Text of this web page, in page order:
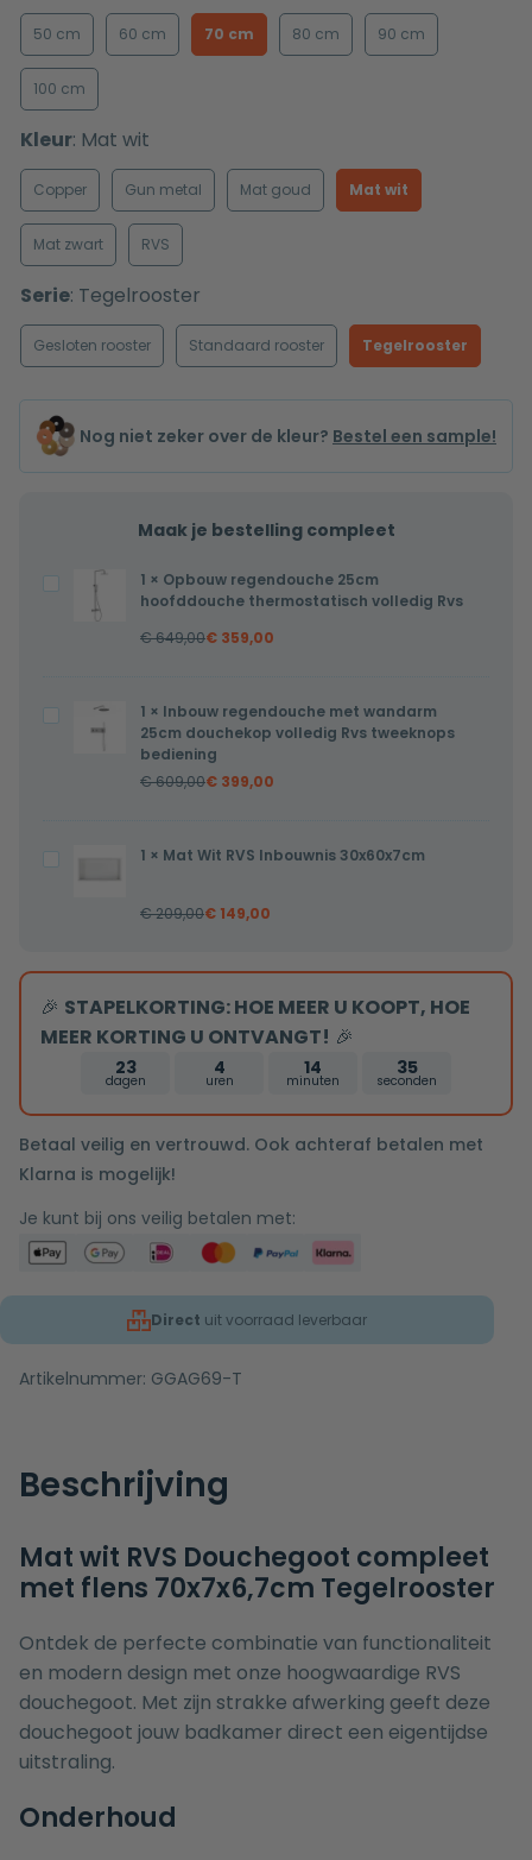
50 cm 60 cm 70 cm 80 cm 90 cm
100 cm
Kleur: Mat wit
Copper Gun metal Mat goud Mat wit
Mat zwart RVS
Serie: Tegelrooster
Gesloten rooster Standaard rooster Tegelrooster
Nog niet zeker over de kleur? Bestel een sample!
Maak je bestelling compleet
Opbouw
regendouche
thermostatisch
volledig
1 × Opbouw regendouche 25cm
hoofddouche thermostatisch volledig Rvs
€649,00€ 359,00
Inbouw
regendouche
douchekop
1 × Inbouw regendouche met wandarm
25cm douchekop volledig Rvs tweeknops
bediening
€609,00€ 399,00
30x60x7cm
1 × Mat Wit RVS Inbouwnis 30x60x7cm
€209,00€ 149,00
🎉 STAPELKORTING: HOE MEER U KOOPT, HOE
MEER KORTING U ONTVANGT! 🎉
23
dagen
4
uren
14
minuten
34
seconden
Betaal veilig en vertrouwd. Ook achteraf betalen met
Klarna is mogelijk!
Je kunt bij ons veilig betalen met:
Direct uit voorraad leverbaar
Artikelnummer: GGAG69-T
Beschrijving
Mat wit RVS Douchegoot compleet
met flens 70x7x6,7cm Tegelrooster
Ontdek de perfecte combinatie van functionaliteit
en modern design met onze hoogwaardige RVS
douchegoot. Met zijn strakke afwerking geeft deze
douchegoot jouw badkamer direct een eigentijdse
uitstraling.
Onderhoud